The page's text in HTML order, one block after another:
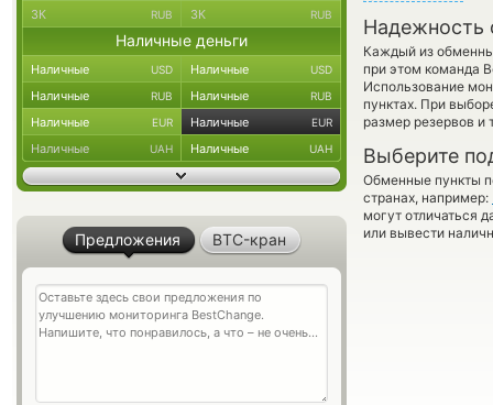
Надежность
Каждый из
при этом команда
Использование
пунктах. При
размер резервов и
Выберите
Обменные пункты
странах, например:
могут отличаться
или вывести
ЗК RUB ЗК RUB
Наличные деньги
Наличные USD Наличные USD
Наличные RUB Наличные RUB
Наличные EUR Наличные EUR
Наличные UAH Наличные UAH
Предложения BTC-кран